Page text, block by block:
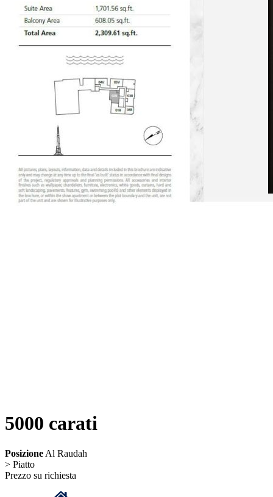
5000 carati
Posizione Al Raudah
> Piatto
Prezzo su richiesta